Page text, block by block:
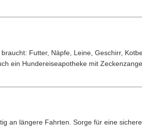
Futter, Näpfe, Leine, Geschirr,
ein Hundereiseapotheke mit
an längere Fahrten. Sorge für eine